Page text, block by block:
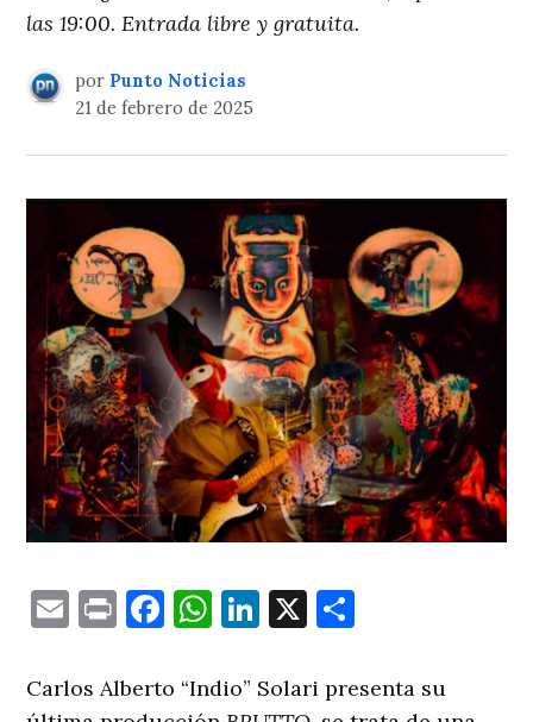
las 19:00. Entrada libre y gratuita.
por Punto Noticias
21 de febrero de 2025
EmailPrintFacebook
WhatsApp
LinkedIn
X
Carlos Alberto “Indio” Solari presenta su